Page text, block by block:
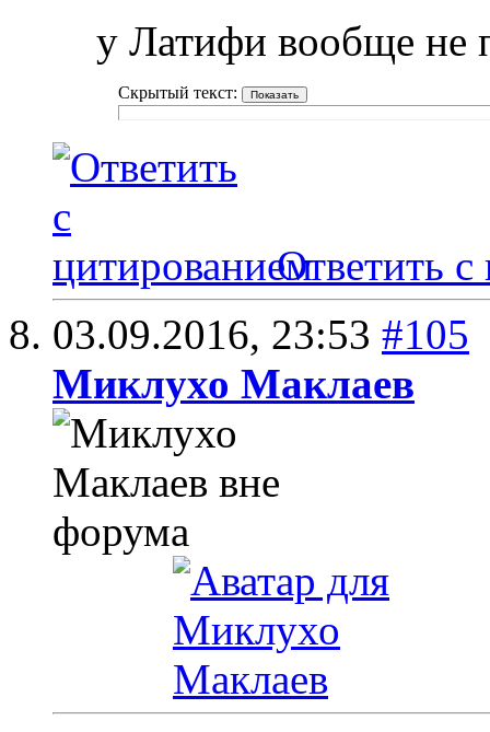
у Латифи вообще не
Скрытый текст:
Ответить с
03.09.2016, 23:53 #105
Миклухо Маклаев